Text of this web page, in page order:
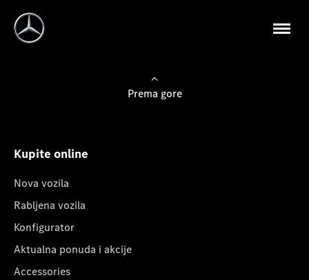
Prema gore
Kupite online
Nova vozila
Rabljena vozila
Konfigurator
Aktualna ponuda i akcije
Accessories